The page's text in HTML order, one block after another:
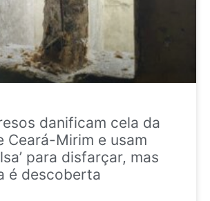
danificam cela da
Ceará-Mirim e usam
para disfarçar, mas
é descoberta